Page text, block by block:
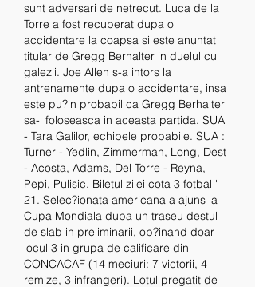
sunt adversari de netrecut. Luca de la
Torre a fost recuperat dupa o
accidentare la coapsa si este anuntat
titular de Gregg Berhalter in duelul cu
galezii. Joe Allen s-a intors la
antrenamente dupa o accidentare, insa
este pu?in probabil ca Gregg Berhalter
sa-l foloseasca in aceasta partida. SUA
- Tara Galilor, echipele probabile. SUA :
Turner - Yedlin, Zimmerman, Long, Dest
- Acosta, Adams, Del Torre - Reyna,
Pepi, Pulisic. Biletul zilei cota 3 fotbal '
21. Selec?ionata americana a ajuns la
Cupa Mondiala dupa un traseu destul
de slab in preliminarii, ob?inand doar
locul 3 in grupa de calificare din
CONCACAF (14 meciuri: 7 victorii, 4
remize, 3 infrangeri). Lotul pregatit de